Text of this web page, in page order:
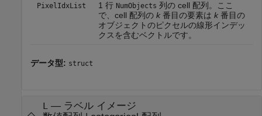
PixelIdxList 1 行 NumObjects 列の cell 配列。ここ
で、cell 配列の k番目の要素は k番目の
オブジェクトのピクセルの線形インデッ
クスを含むベクトルです。
データ型: struct
L— ラベル イメージ